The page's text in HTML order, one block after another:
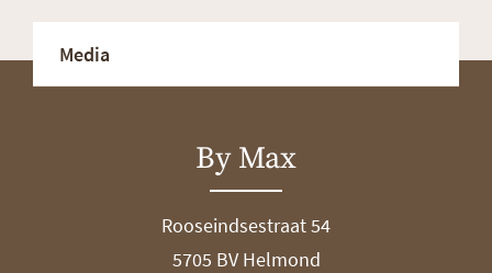
Media
By Max
Rooseindsestraat 54
5705 BV Helmond